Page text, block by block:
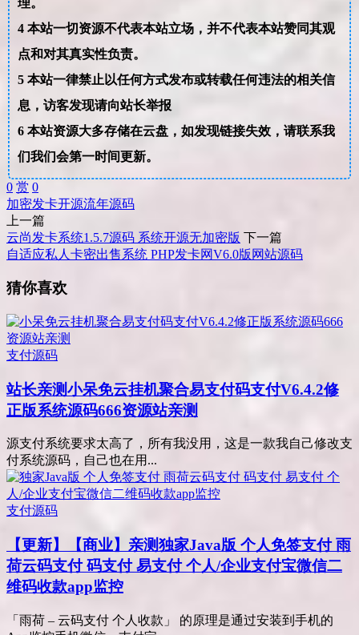
理。
4本站一切资源不代表本站立场，并不代表本站赞同其观
点和对其真实性负责。
5本站一律禁止以任何方式发布或转载任何违法的相关信
息，访客发现请向站长举报
6本站资源大多存储在云盘，如发现链接失效，请联系我
们我们会第一时间更新。
0 赏 0
加密发卡开源流年源码
上一篇
云尚发卡系统1.5.7源码 系统开源无加密版 下一篇
自适应私人卡密出售系统 PHP发卡网V6.0版网站源码
猜你喜欢
支付源码
站长亲测小呆免云挂机聚合易支付码支付V6.4.2修
正版系统源码666资源站亲测
源支付系统要求太高了，所有我没用，这是一款我自己修改支
付系统源码，自己也在用...
支付源码
【更新】【商业】亲测独家Java版 个人免签支付 雨
荷云码支付 码支付 易支付 个人/企业支付宝微信二
维码收款app监控
「雨荷 – 云码支付 个人收款」 的原理是通过安装到手机的